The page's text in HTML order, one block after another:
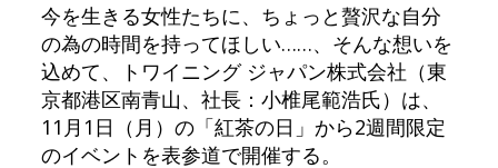
今を生きる女性たちに、ちょっと贅沢な自分
の為の時間を持ってほしい……、そんな想いを
込めて、トワイニング ジャパン株式会社（東
京都港区南青山、社長：小椎尾範浩氏）は、
11月1日（月）の「紅茶の日」から2週間限定
のイベントを表参道で開催する。